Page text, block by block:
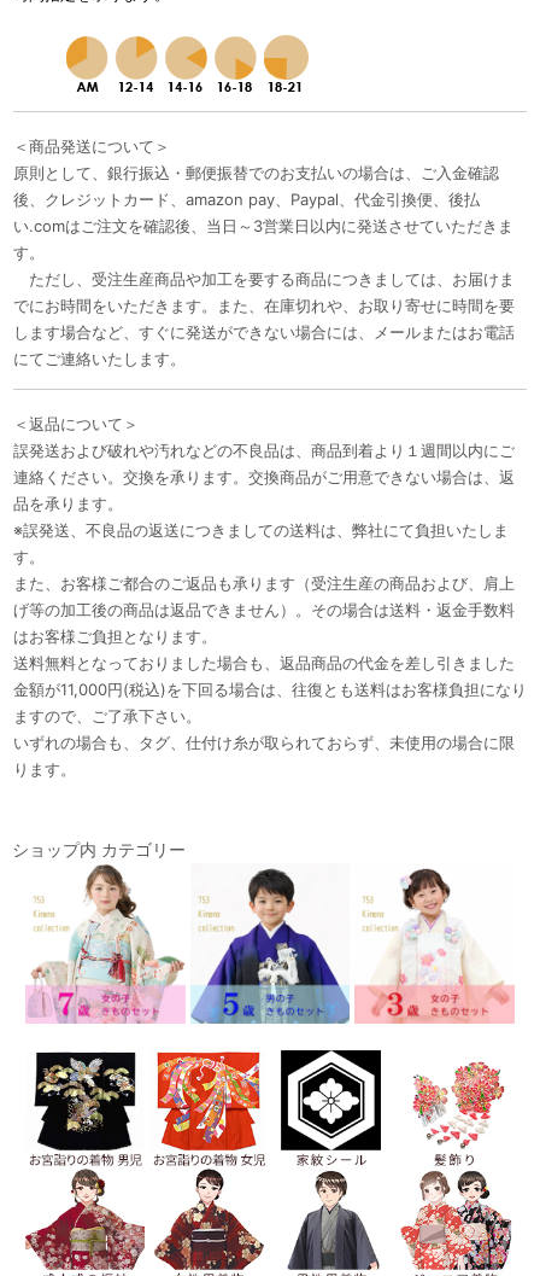
＜商品発送について＞
原則として、銀行振込・郵便振替でのお支払いの場合は、ご入金確認
後、クレジットカード、amazon pay、Paypal、代金引換便、後払
い.comはご注文を確認後、当日～3営業日以内に発送させていただきま
す。
ただし、受注生産商品や加工を要する商品につきましては、お届けま
でにお時間をいただきます。また、在庫切れや、お取り寄せに時間を要
します場合など、すぐに発送ができない場合には、メールまたはお電話
にてご連絡いたします。
＜返品について＞
誤発送および破れや汚れなどの不良品は、商品到着より１週間以内にご
連絡ください。交換を承ります。交換商品がご用意できない場合は、返
品を承ります。
※誤発送、不良品の返送につきましての送料は、弊社にて負担いたしま
す。
また、お客様ご都合のご返品も承ります（受注生産の商品および、肩上
げ等の加工後の商品は返品できません）。その場合は送料・返金手数料
はお客様ご負担となります。
送料無料となっておりました場合も、返品商品の代金を差し引きました
金額が11,000円(税込)を下回る場合は、往復とも送料はお客様負担になり
ますので、ご了承下さい。
いずれの場合も、タグ、仕付け糸が取られておらず、未使用の場合に限
ります。
ショップ内 カテゴリー